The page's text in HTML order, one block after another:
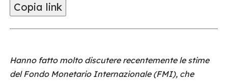
Copia link
Hanno fatto molto discutere recentemente le stime
del Fondo Monetario Internazionale (FMI), che